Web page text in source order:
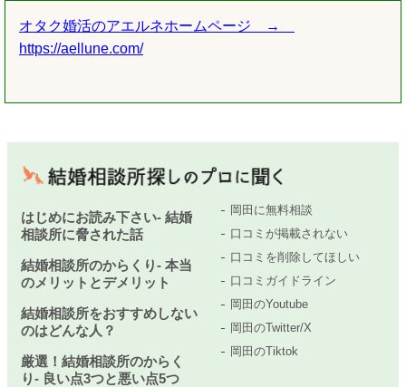
オタク婚活のアエルネホームページ →
https://aellune.com/
はじめにお読み下さい- 結婚
相談所に脅された話
結婚相談所のからくり- 本当
のメリットとデメリット
結婚相談所をおすすめしない
のはどんな人？
厳選！結婚相談所のからく
り- 良い点3つと悪い点5つ
岡田に無料相談
口コミが掲載されない
口コミを削除してほしい
口コミガイドライン
岡田のYoutube
岡田のTwitter/X
岡田のTiktok